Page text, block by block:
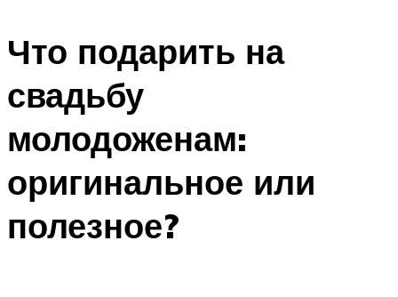
Что подарить на
свадьбу
молодоженам:
оригинальное или
полезное?